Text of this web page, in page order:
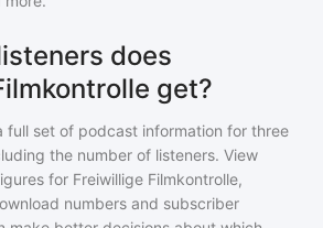
does
get?
full set of podcast information for three
the number of listeners. View
for Freiwillige Filmkontrolle,
numbers and subscriber